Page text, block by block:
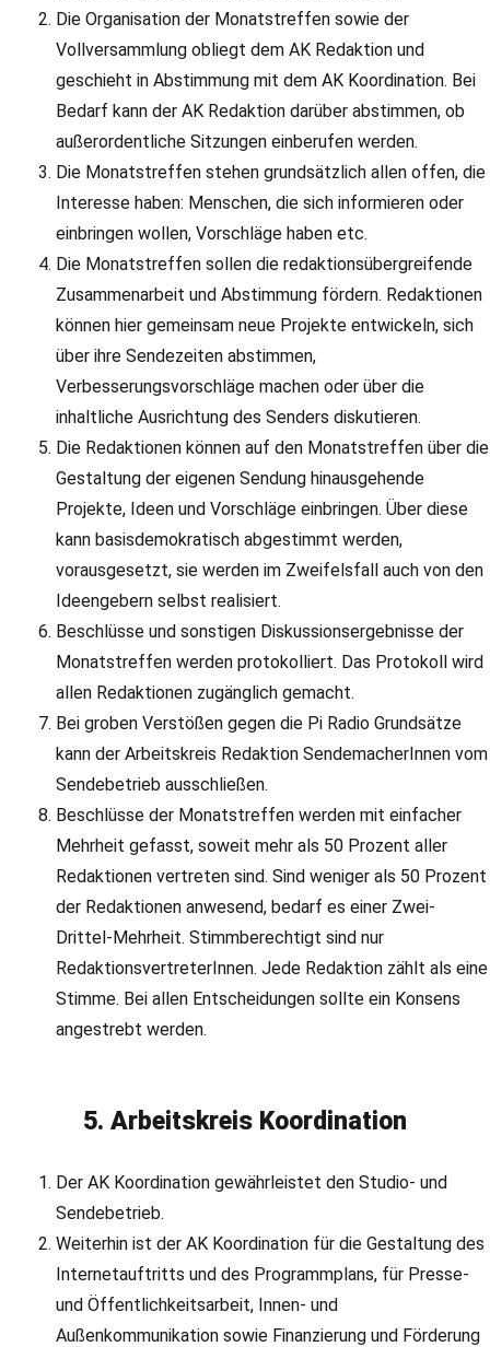
Die Organisation der Monatstreffen sowie der
Vollversammlung obliegt dem AK Redaktion und
geschieht in Abstimmung mit dem AK Koordination. Bei
Bedarf kann der AK Redaktion darüber abstimmen, ob
außerordentliche Sitzungen einberufen werden.
Die Monatstreffen stehen grundsätzlich allen offen, die
Interesse haben: Menschen, die sich informieren oder
einbringen wollen, Vorschläge haben etc.
Die Monatstreffen sollen die redaktionsübergreifende
Zusammenarbeit und Abstimmung fördern. Redaktionen
können hier gemeinsam neue Projekte entwickeln, sich
über ihre Sendezeiten abstimmen,
Verbesserungsvorschläge machen oder über die
inhaltliche Ausrichtung des Senders diskutieren.
Die Redaktionen können auf den Monatstreffen über die
Gestaltung der eigenen Sendung hinausgehende
Projekte, Ideen und Vorschläge einbringen. Über diese
kann basisdemokratisch abgestimmt werden,
vorausgesetzt, sie werden im Zweifelsfall auch von den
Ideengebern selbst realisiert.
Beschlüsse und sonstigen Diskussionsergebnisse der
Monatstreffen werden protokolliert. Das Protokoll wird
allen Redaktionen zugänglich gemacht.
Bei groben Verstößen gegen die Pi Radio Grundsätze
kann der Arbeitskreis Redaktion SendemacherInnen vom
Sendebetrieb ausschließen.
Beschlüsse der Monatstreffen werden mit einfacher
Mehrheit gefasst, soweit mehr als 50 Prozent aller
Redaktionen vertreten sind. Sind weniger als 50 Prozent
der Redaktionen anwesend, bedarf es einer Zwei-
Drittel-Mehrheit. Stimmberechtigt sind nur
RedaktionsvertreterInnen. Jede Redaktion zählt als eine
Stimme. Bei allen Entscheidungen sollte ein Konsens
angestrebt werden.
5. Arbeitskreis Koordination
Der AK Koordination gewährleistet den Studio- und
Sendebetrieb.
Weiterhin ist der AK Koordination für die Gestaltung des
Internetauftritts und des Programmplans, für Presse-
und Öffentlichkeitsarbeit, Innen- und
Außenkommunikation sowie Finanzierung und Förderung